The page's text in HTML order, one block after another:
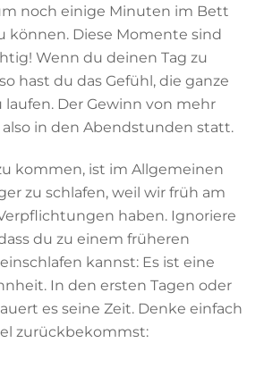
noch einige Minuten im Bett
können. Diese Momente sind
Wenn du deinen Tag zu
hast du das Gefühl, die ganze
Der Gewinn von mehr
in den Abendstunden statt.
kommen, ist im Allgemeinen
zu schlafen, weil wir früh am
haben. Ignoriere
du zu einem früheren
kannst: Es ist eine
In den ersten Tagen oder
es seine Zeit. Denke einfach
zurückbekommst: